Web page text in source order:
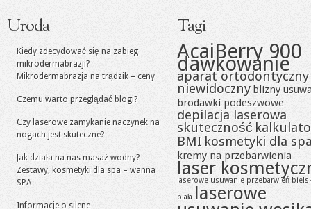
Uroda
Kiedy zdecydować się na zabieg
mikrodermabrazji?
Mikrodermabrazja na trądzik – ceny
Czemu warto przeglądać blogi?
Czy laserowe zamykanie naczynek na
nogach jest skuteczne?
Jak działa na nas masaż wodny?
Zestawy, kosmetyki dla spa – wanna
SPA
Informacje o silene
Tagi
AcaiBerry 900
dawkowanie
aparat ortodontyczny
niewidoczny blizny
brodawki podeszwowe
depilacja laserowa
skuteczność
BMI kosmetyki dla
kremy na przebarwienia
laser
laserowe usuwanie przebarwień
biała laserowe